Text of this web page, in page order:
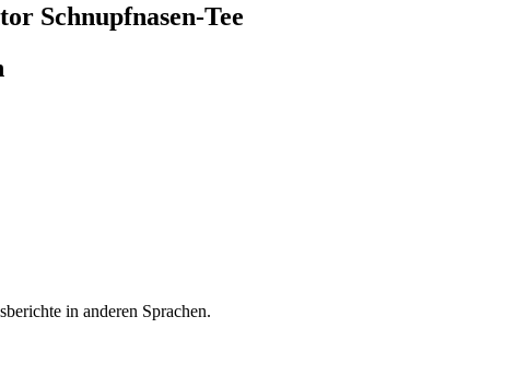
Schnupfnasen-Tee
in anderen Sprachen.